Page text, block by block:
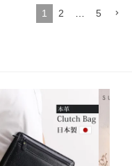
1 2 5